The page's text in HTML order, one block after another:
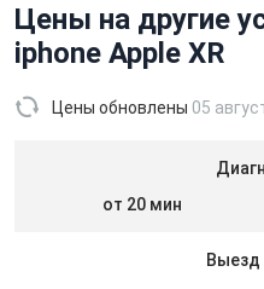
Цены на другие
iphone Apple XR
Цены обновлены 05
от 20 мин
Выезд